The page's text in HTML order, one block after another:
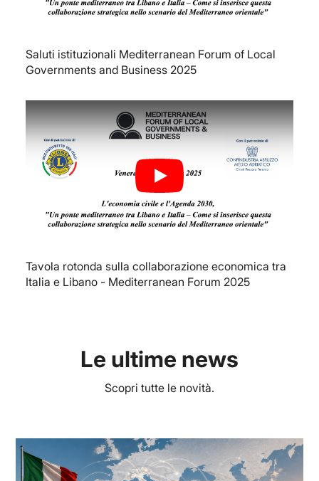
Saluti istituzionali Mediterranean Forum of Local
Governments and Business 2025
Play
Tavola rotonda sulla collaborazione economica tra
Italia e Libano - Mediterranean Forum 2025
Le ultime news
Scopri tutte le novità.